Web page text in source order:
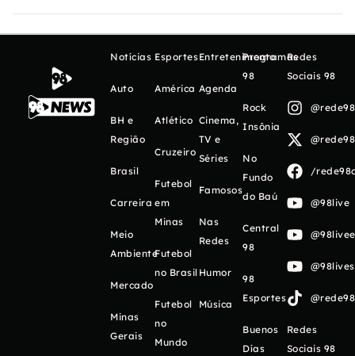
Notícias
Auto
BH e
Região
Brasil
Carreira
Meio
Ambiente
Mercado
Minas
Gerais
Esportes
América
Atlético
Cruzeiro
Futebol
em
Minas
Futebol
no Brasil
Futebol
no
Mundo
Entretenimento
Agenda
Cinema,
TV e
Séries
Famosos
Nas
Redes
Humor
Música
Programas
98
Rock
Insônia
No
Fundo
do Baú
Central
98
98
Esportes
Buenos
Días
Redes
Sociais 98
/
@98live
Redes
Sociais 98